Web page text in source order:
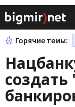
Горячие темы: